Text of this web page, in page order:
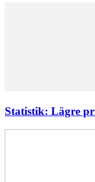
Statistik: Lägre